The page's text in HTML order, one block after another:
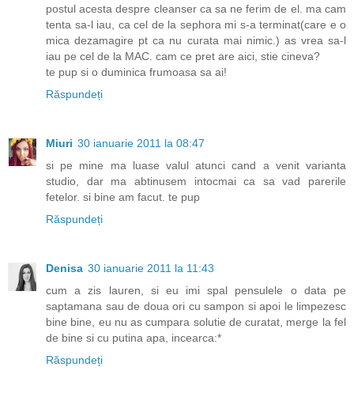
postul acesta despre cleanser ca sa ne ferim de el. ma cam
tenta sa-l iau, ca cel de la sephora mi s-a terminat(care e o
mica dezamagire pt ca nu curata mai nimic.) as vrea sa-l
iau pe cel de la MAC. cam ce pret are aici, stie cineva?
te pup si o duminica frumoasa sa ai!
Răspundeți
Miuri 30 ianuarie 2011 la 08:47
si pe mine ma luase valul atunci cand a venit varianta
studio, dar ma abtinusem intocmai ca sa vad parerile
fetelor. si bine am facut. te pup
Răspundeți
Denisa 30 ianuarie 2011 la 11:43
cum a zis lauren, si eu imi spal pensulele o data pe
saptamana sau de doua ori cu sampon si apoi le limpezesc
bine bine, eu nu as cumpara solutie de curatat, merge la fel
de bine si cu putina apa, incearca:*
Răspundeți